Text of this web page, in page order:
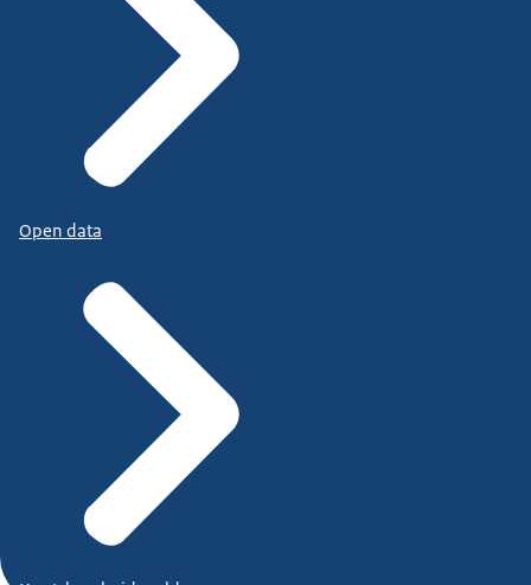
Open data